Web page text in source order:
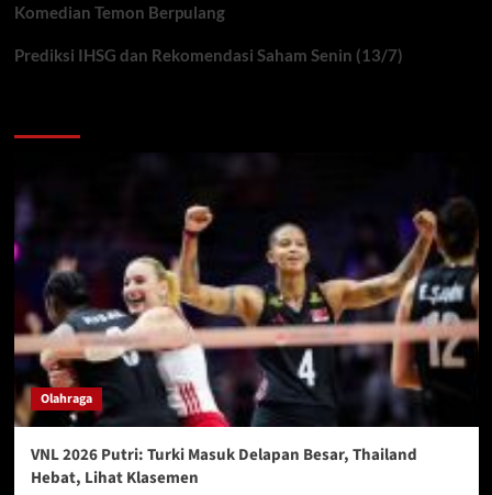
Komedian Temon Berpulang
Prediksi IHSG dan Rekomendasi Saham Senin (13/7)
Olahraga
VNL 2026 Putri: Turki Masuk Delapan Besar, Thailand
Hebat, Lihat Klasemen